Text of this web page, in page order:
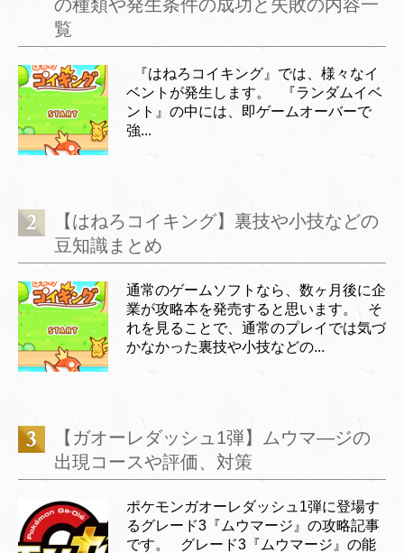
の種類や発生条件の成功と失敗の内容一
覧
『はねろコイキング』では、様々なイ
ベントが発生します。 『ランダムイベ
ント』の中には、即ゲームオーバーで
強...
【はねろコイキング】裏技や小技などの
豆知識まとめ
通常のゲームソフトなら、数ヶ月後に企
業が攻略本を発売すると思います。 そ
れを見ることで、通常のプレイでは気づ
かなかった裏技や小技などの...
【ガオーレダッシュ1弾】ムウマ―ジの
出現コースや評価、対策
ポケモンガオーレダッシュ1弾に登場す
るグレード3『ムウマージ』の攻略記事
です。 グレード3『ムウマージ』の能